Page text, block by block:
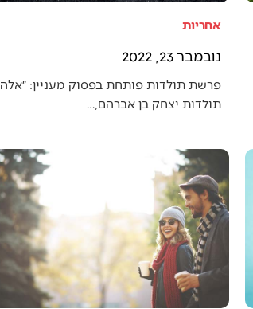
אחריות
נובמבר 23, 2022
פרשת תולדות פותחת בפסוק מעניין: ״אלה
תולדות יצחק בן אברהם,…